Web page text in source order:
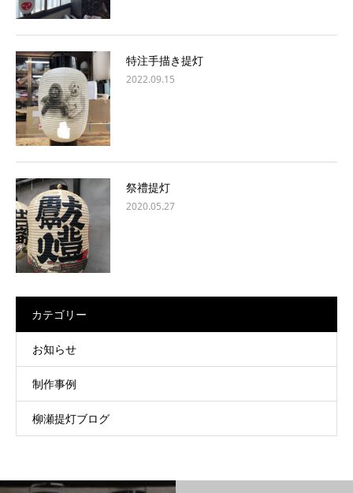
特注手描き提灯
2022.09.15
祭禮提灯
2020.05.27
カテゴリー
お知らせ
制作事例
柳瀬提灯ブログ